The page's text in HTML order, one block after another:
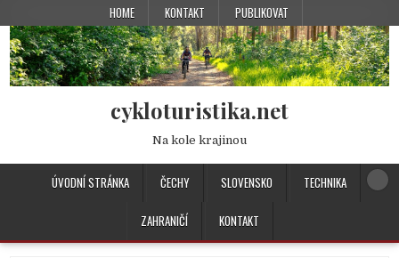
HOME KONTAKT PUBLIKOVAT
cykloturistika.net
Na kole krajinou
ÚVODNÍ STRÁNKA ČECHY SLOVENSKO TECHNIKA
ZAHRANIČÍ KONTAKT